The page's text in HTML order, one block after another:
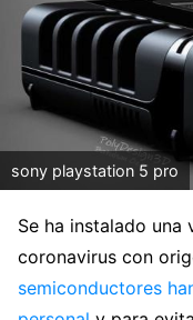
sony playstation 5 pro
Se ha instalado una
coronavirus con
semiconductores